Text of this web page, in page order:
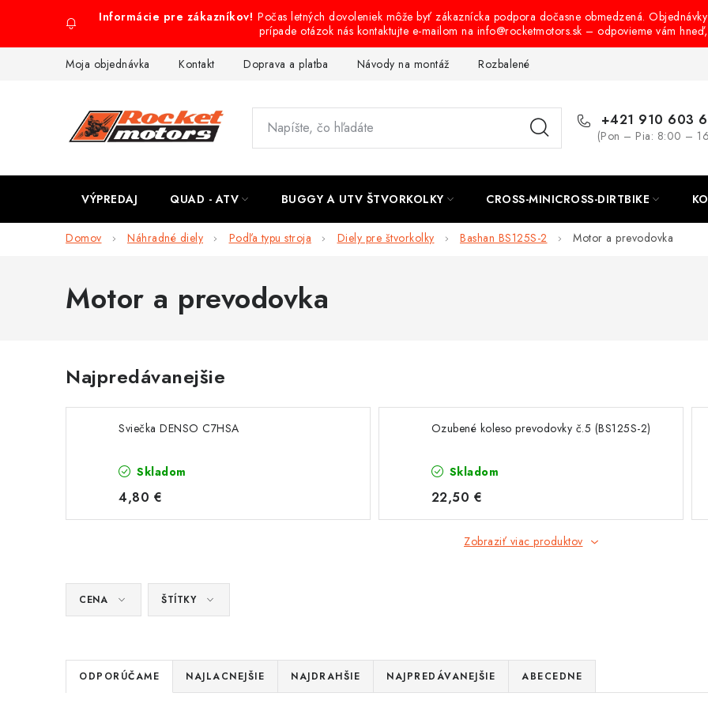
obsah
Počas letných dovoleniek môže byť zákaznícka podpora dočasne obmedzená.
prípade otázok nás kontaktujte e-mailom na info@rocketmotors.sk – odpovieme vám
Moja objednávka Kontakt Doprava a platba Návody na montáž Rozbalené, zánovné a použité produkty
+421 910 603
(Pon – Pia: 8:00 –
VÝPREDAJ QUAD - ATV BUGGY A UTV ŠTVORKOLKY CROSS-MINICROSS-DIRTBIKE
Domov Náhradné diely Podľa typu stroja Diely pre štvorkolky Bashan BS125S-2 Motor a prevodovka
Motor a prevodovka
Najpredávanejšie
Sviečka DENSO C7HSA
Skladom
4,80 €
Ozubené koleso prevodovky č.5 (BS125S-2)
Skladom
22,50 €
Zobraziť viac produktov
CENA ŠTÍTKY
RODPORÚČAME NAJLACNEJŠIE NAJDRAHŠIE NAJPREDÁVANEJŠIE ABECEDNE